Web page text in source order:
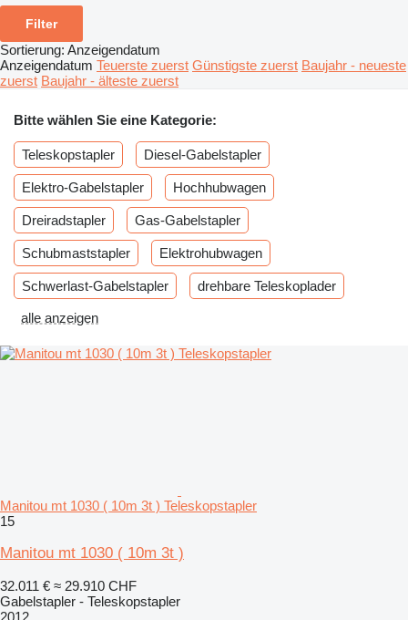
Filter
Sortierung: Anzeigendatum
Anzeigendatum Teuerste zuerst Günstigste zuerst Baujahr - neueste
zuerst Baujahr - älteste zuerst
Bitte wählen Sie eine Kategorie:
Teleskopstapler Diesel-Gabelstapler
Elektro-Gabelstapler Hochhubwagen
Dreiradstapler Gas-Gabelstapler
Schubmaststapler Elektrohubwagen
Schwerlast-Gabelstapler drehbare Teleskoplader
alle anzeigen
Manitou mt 1030 ( 10m 3t ) Teleskopstapler
15
Manitou mt 1030 ( 10m 3t )
32.011 € ≈ 29.910 CHF
Gabelstapler - Teleskopstapler
2012